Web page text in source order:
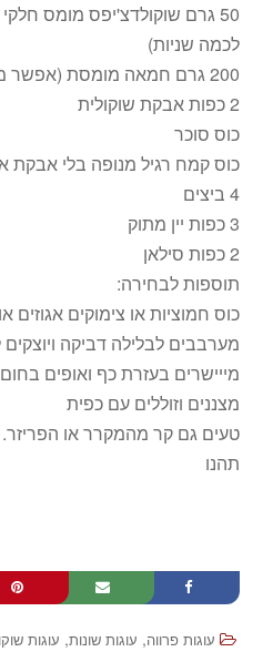
50 גרם שוקולדצ'יפס מומס
לכמה שניות)
200 גרם חמאה מומסת (אפשר מחמאה או מרגרינה)
2 כפות אבקת שוקולית
כוס סוכר
כוס קמח רגיל מנופה בלי אבקת
4 ביצים
3 כפות יין מתוק
2 כפות סילאן
תוספות לבחירה:
כוס חמוציות או צימוקים אגוזים
מערבבים לבלילה דביקה
מייישרים בעזרת כף ואופים בחום 175 רק 20 דקות
מצננים וזוללים עם כפית
טעים גם קר מהמקרר או הפריזר.
תהנו
עוגות פרווה, עוגות שונות, עוגות